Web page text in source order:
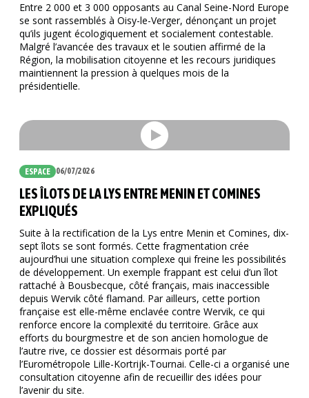
Entre 2 000 et 3 000 opposants au Canal Seine-Nord Europe
se sont rassemblés à Oisy-le-Verger, dénonçant un projet
qu’ils jugent écologiquement et socialement contestable.
Malgré l’avancée des travaux et le soutien affirmé de la
Région, la mobilisation citoyenne et les recours juridiques
maintiennent la pression à quelques mois de la
présidentielle.
ESPACE 06/07/2026
LES ÎLOTS DE LA LYS ENTRE MENIN ET COMINES
EXPLIQUÉS
Suite à la rectification de la Lys entre Menin et Comines, dix-
sept îlots se sont formés. Cette fragmentation crée
aujourd’hui une situation complexe qui freine les possibilités
de développement. Un exemple frappant est celui d’un îlot
rattaché à Bousbecque, côté français, mais inaccessible
depuis Wervik côté flamand. Par ailleurs, cette portion
française est elle-même enclavée contre Wervik, ce qui
renforce encore la complexité du territoire. Grâce aux
efforts du bourgmestre et de son ancien homologue de
l’autre rive, ce dossier est désormais porté par
l’Eurométropole Lille-Kortrijk-Tournai. Celle-ci a organisé une
consultation citoyenne afin de recueillir des idées pour
l’avenir du site.